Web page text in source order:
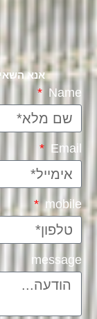
אנא
Name
Email
mobile
message